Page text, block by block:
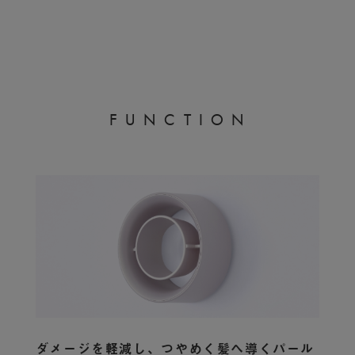
F U N C T I O N
ダメージを軽減し、つやめく髪へ導くパール